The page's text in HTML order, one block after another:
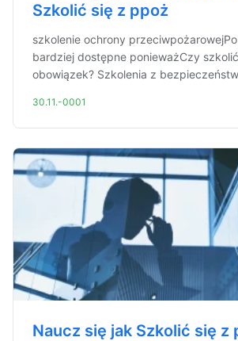
Szkolić się z ppoż
szkolenie ochrony
bardziej dostępne ponieważCzy
obowiązek? Szkolenia z
30.11.-0001
Naucz się jak Szkolić się z